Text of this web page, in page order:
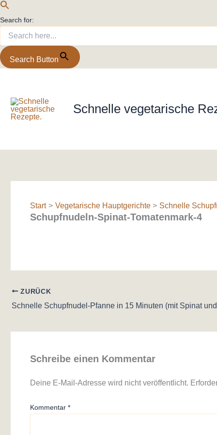
Search for:
Search Button
springen
Schnelle vegetarische
Start Vegetarische Hauptgerichte Schnelle
Schupfnudeln-Spinat-Tomatenmark-4
ZURÜCK
Schreibe einen Kommentar
Deine E-Mail-Adresse wird nicht veröffentlicht.
Kommentar *